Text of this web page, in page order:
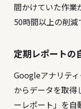
間かけていた作業
50時間以上の削減
定期レポートの
Googleアナリテ
からデータを取得
ーレポート」を自